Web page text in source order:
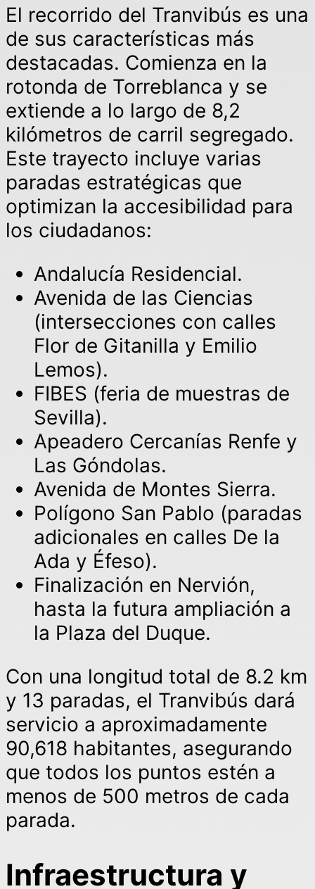
El recorrido del Tranvibús es una
de sus características más
destacadas. Comienza en la
rotonda de Torreblanca y se
extiende a lo largo de 8,2
kilómetros de carril segregado.
Este trayecto incluye varias
paradas estratégicas que
optimizan la accesibilidad para
los ciudadanos:
Andalucía Residencial.
Avenida de las Ciencias
(intersecciones con calles
Flor de Gitanilla y Emilio
Lemos).
FIBES (feria de muestras de
Sevilla).
Apeadero Cercanías Renfe y
Las Góndolas.
Avenida de Montes Sierra.
Polígono San Pablo (paradas
adicionales en calles De la
Ada y Éfeso).
Finalización en Nervión,
hasta la futura ampliación a
la Plaza del Duque.
Con una longitud total de 8.2 km
y 13 paradas, el Tranvibús dará
servicio a aproximadamente
90,618 habitantes, asegurando
que todos los puntos estén a
menos de 500 metros de cada
parada.
Infraestructura y